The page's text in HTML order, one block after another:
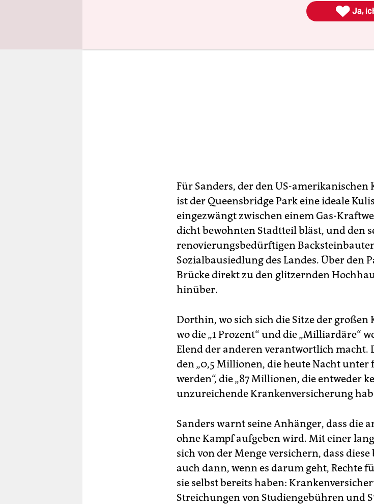
Für Sanders, der den US-
ist der Queensbridge Park eine ideale
eingezwängt zwischen einem Gas-
dicht bewohnten Stadtteil bläst, und den
renovierungsbedürftigen
Sozialbausiedlung des Landes. Über den
Brücke direkt zu den glitzernden
hinüber.
Dorthin, wo sich sich die Sitze der
wo die „1 Prozent“ und die „Milliardäre“
Elend der anderen verantwortlich macht.
den „0,5 Millionen, die heute Nacht
werden“, die „87 Millionen, die entweder
unzureichende Krankenversicherung
Sanders warnt seine Anhänger, dass die
ohne Kampf aufgeben wird. Mit einer
sich von der Menge versichern, dass
auch dann, wenn es darum geht, Rechte
sie selbst bereits haben:
Streichungen von Studiengebühren und
 Ja,